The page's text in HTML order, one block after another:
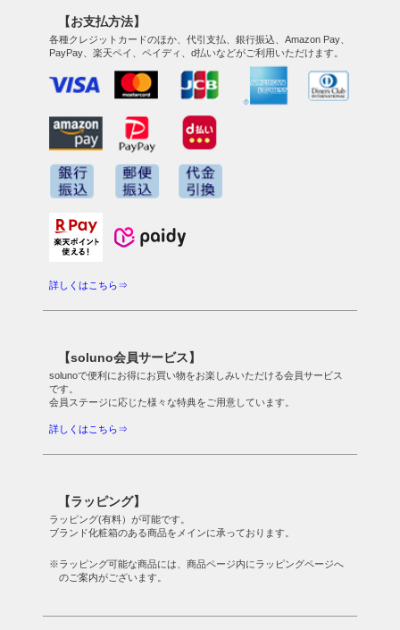
【お支払方法】
各種クレジットカードのほか、代引支払、銀行振込、Amazon Pay、
PayPay、楽天ペイ、ペイディ、d払いなどがご利用いただけます。
詳しくはこちら⇒
【soluno会員サービス】
solunoで便利にお得にお買い物をお楽しみいただける会員サービス
です。
会員ステージに応じた様々な特典をご用意しています。
詳しくはこちら⇒
【ラッピング】
ラッピング(有料）が可能です。
ブランド化粧箱のある商品をメインに承っております。
※ラッピング可能な商品には、商品ページ内にラッピングページへ
のご案内がございます。